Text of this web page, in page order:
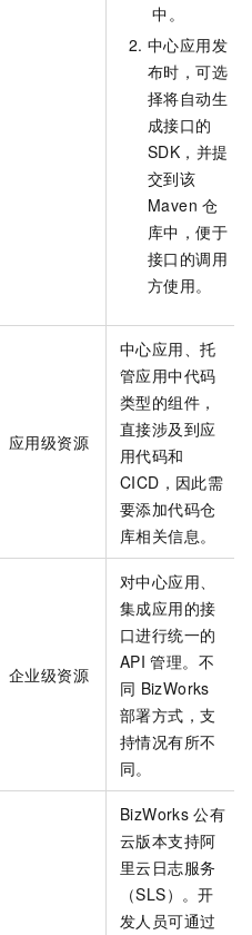
中。
中心应用发
布时，可选
择将自动生
成接口的
SDK，并提
交到该
Maven 仓
库中，便于
接口的调用
方使用。
应用级资源
中心应用、托
管应用中代码
类型的组件，
直接涉及到应
用代码和
CICD，因此需
要添加代码仓
库相关信息。
企业级资源
对中心应用、
集成应用的接
口进行统一的
API 管理。不
同 BizWorks
部署方式，支
持情况有所不
同。
BizWorks 公有
云版本支持阿
里云日志服务
（SLS）。开
发人员可通过